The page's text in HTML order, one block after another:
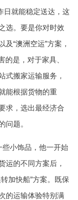
日就能稳定送达，这
选。要是你对时效
及“澳洲空运”方案，
的是，对于家具、
式搬家运输服务，
能根据货物的重
求，选出最经济合
问题。
小饰品，他一开始
运的不同方案后，
加快船”方案。既保
的运输体验特别满